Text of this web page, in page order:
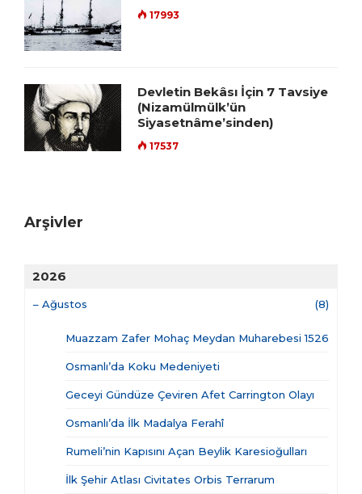
17993
Devletin Bekâsı İçin 7 Tavsiye
(Nizamülmülk’ün
Siyasetnâme’sinden)
17537
Arşivler
2026
– Ağustos (8)
Muazzam Zafer Mohaç Meydan Muharebesi 1526
Osmanlı’da Koku Medeniyeti
Geceyi Gündüze Çeviren Afet Carrington Olayı
Osmanlı’da İlk Madalya Ferahî
Rumeli’nin Kapısını Açan Beylik Karesioğulları
İlk Şehir Atlası Civitates Orbis Terrarum